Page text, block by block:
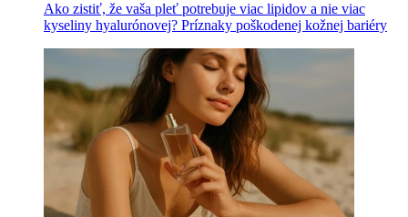
Ako zistiť, že vaša pleť potrebuje viac lipidov a nie viac
kyseliny hyalurónovej? Príznaky poškodenej kožnej bariéry